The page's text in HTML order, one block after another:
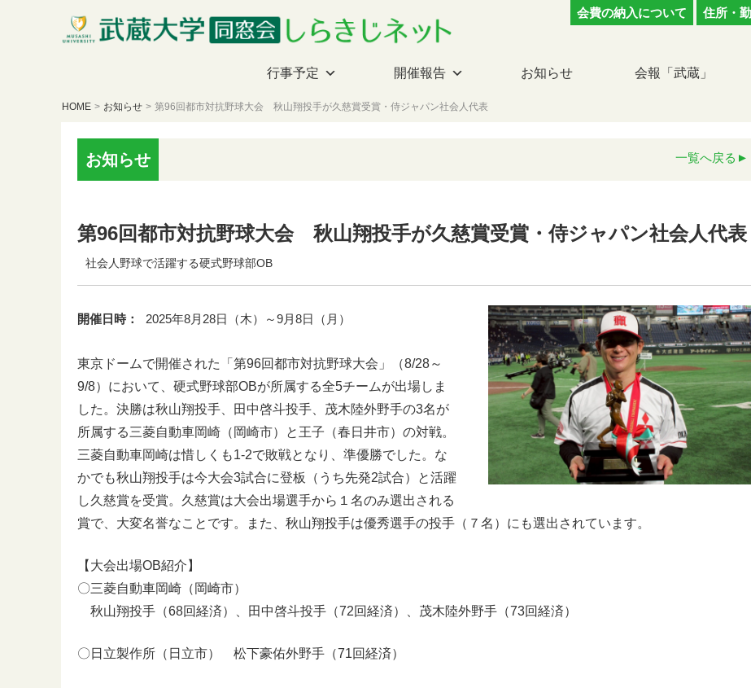
会費の納入について 住所・
行事予定 開催報告 お知らせ 会報「武蔵」
HOME > お知らせ > 第96回都市対抗野球大会 秋山翔投手が久慈賞受賞・侍ジャパン社会人代表
お知らせ 一覧へ戻る
第96回都市対抗野球大会 秋山翔投手が久慈賞受賞・侍ジャパン社会人代表
社会人野球で活躍する硬式野球部OB
開催日時： 2025年8月28日（木）～9月8日（月）
東京ドームで開催された「第96回都市対抗野球大会」（8/28～
9/8）において、硬式野球部OBが所属する全5チームが出場しま
した。決勝は秋山翔投手、田中啓斗投手、茂木陸外野手の3名が
所属する三菱自動車岡崎（岡崎市）と王子（春日井市）の対戦。
三菱自動車岡崎は惜しくも1-2で敗戦となり、準優勝でした。な
かでも秋山翔投手は今大会3試合に登板（うち先発2試合）と活躍
し久慈賞を受賞。久慈賞は大会出場選手から１名のみ選出される
賞で、大変名誉なことです。また、秋山翔投手は優秀選手の投手（７名）にも選出されています。
【大会出場OB紹介】
〇三菱自動車岡崎（岡崎市）
秋山翔投手（68回経済）、田中啓斗投手（72回経済）、茂木陸外野手（73回経済）
〇日立製作所（日立市） 松下豪佑外野手（71回経済）